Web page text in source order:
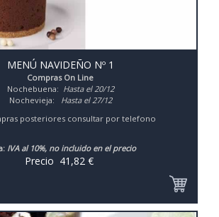
MENÚ NAVIDEÑO Nº 1
Compras On Line
Nochebuena: Hasta el 20/12
Nochevieja: Hasta el 27/12
posteriores consultar por telefono
IVA al 10%, no incluido en el precio
Precio 41,82 €